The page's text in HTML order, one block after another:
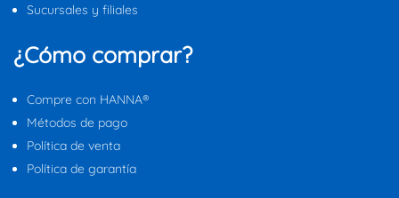
Sucursales y filiales
¿Cómo comprar?
Compre con HANNA®
Métodos de pago
Política de venta
Política de garantía